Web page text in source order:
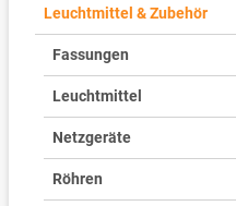
Leuchtmittel & Zubehör
Fassungen
Leuchtmittel
Netzgeräte
Röhren